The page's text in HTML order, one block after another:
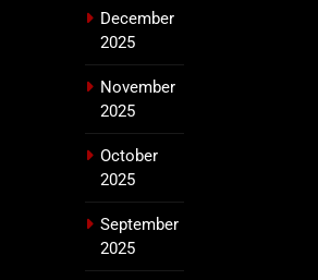
December
2025
November
2025
October
2025
September
2025